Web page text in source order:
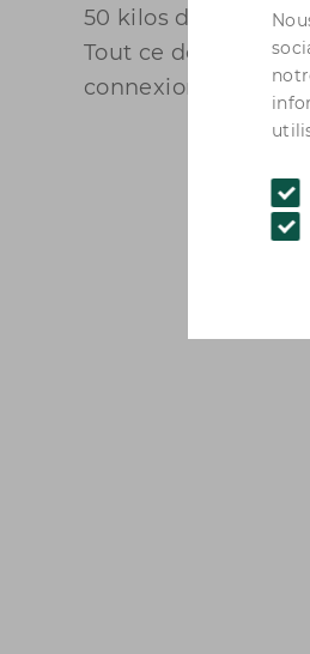
50 kilos de déchets
Tout ce dont vous
connexion à une